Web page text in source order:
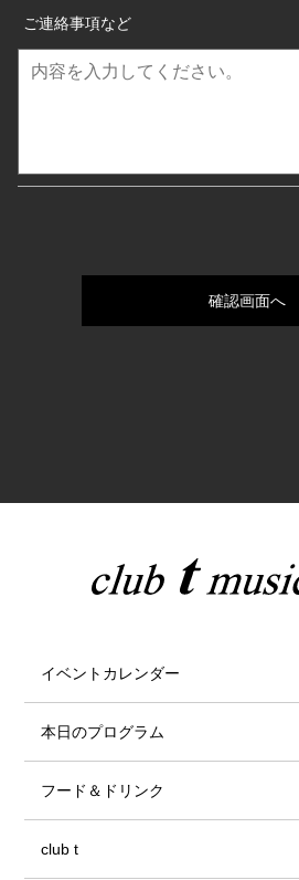
ご連絡事項など
イベントカレンダー
本日のプログラム
フード＆ドリンク
club t